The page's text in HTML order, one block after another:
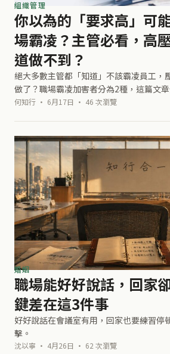
組織管理
你以為的「要求高」可
場霸凌？主管必看，高
道做不到？
絕大多數主管都「知道」不該霸凌員工，
做了？職場霸凌加害者分為2種，這篇文
自我檢核的問題
何知行 · 6月17日 · 46 次瀏覽
婚姻
職場能好好說話，回家
鍵差在這3件事
好好說話在會議室有用，回家也要練習停
擊。
沈以寧 · 4月26日 · 62 次瀏覽